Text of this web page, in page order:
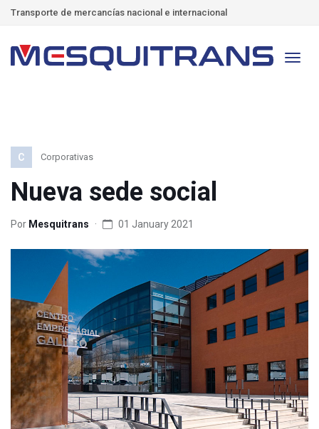
Transporte de mercancías nacional e internacional
C Corporativas
Nueva sede social
Por Mesquitrans 01 January 2021